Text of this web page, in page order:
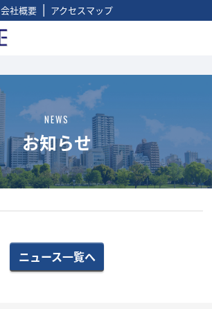
会社概要 | アクセスマップ
NEWS
お知らせ
ニュース一覧へ